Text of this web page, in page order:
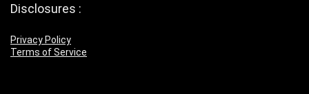
Disclosures :
Privacy Policy
Terms of Service